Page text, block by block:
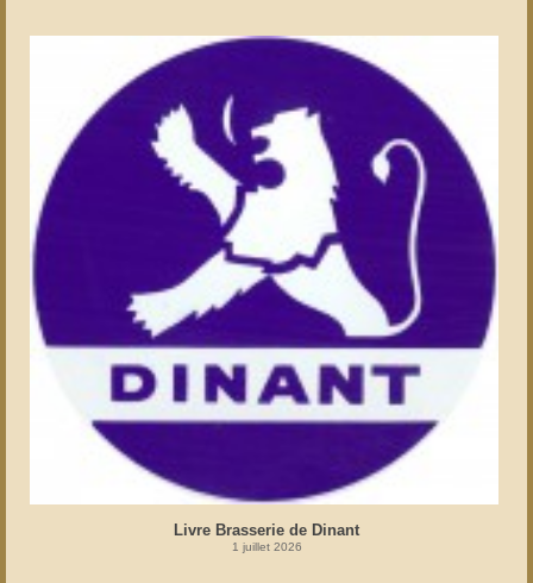
Livre Brasserie de Dinant
1 juillet 2026